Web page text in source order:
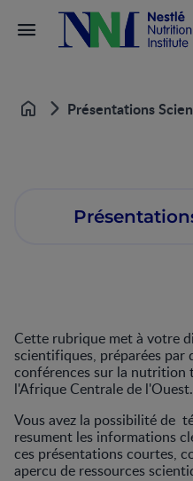
Accueil Présentations
Cette rubrique met à votre
scientifiques, préparées par
conférences sur la nutrition
l'Afrique Centrale de l'Ouest.
Vous avez la possibilité de
resument les informations
ces présentations courtes,
apercu de ressources